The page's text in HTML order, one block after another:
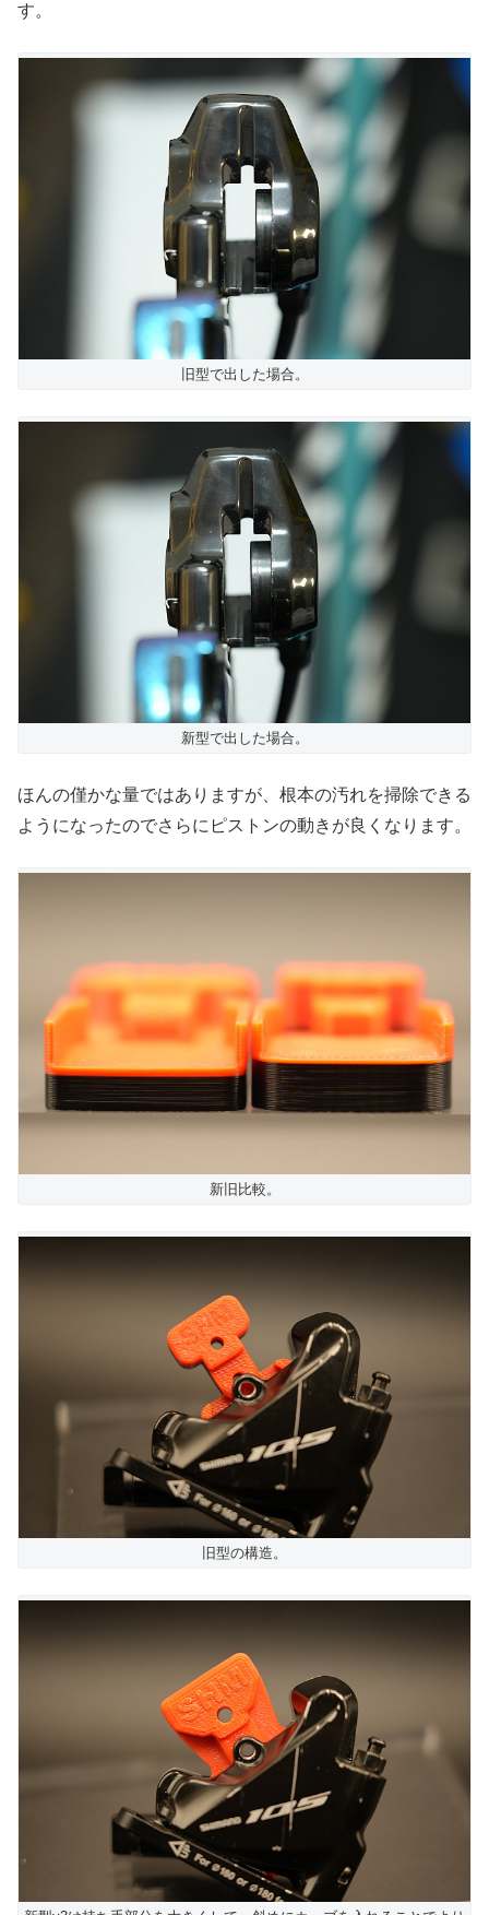
す。
旧型で出した場合。
新型で出した場合。
ほんの僅かな量ではありますが、根本の汚れを掃除できる
ようになったのでさらにピストンの動きが良くなります。
新旧比較。
旧型の構造。